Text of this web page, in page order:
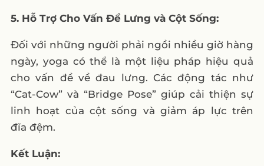
5. Hỗ Trợ Cho Vấn Đề Lưng và Cột Sống:
Đối với những người phải ngồi nhiều giờ hàng
ngày, yoga có thể là một liệu pháp hiệu quả
cho vấn đề về đau lưng. Các động tác như
“Cat-Cow” và “Bridge Pose” giúp cải thiện sự
linh hoạt của cột sống và giảm áp lực trên
đĩa đệm.
Kết Luận: